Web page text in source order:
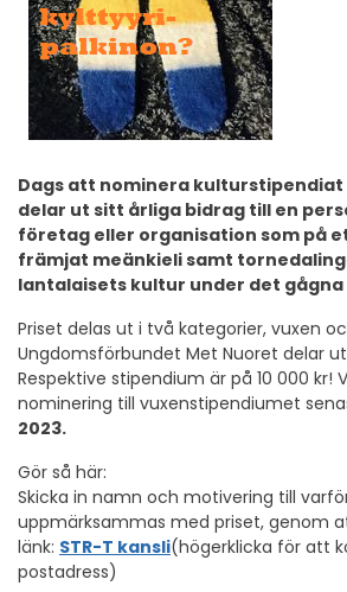
Dags att nominera kulturstipendiat
delar ut sitt årliga bidrag till en
företag eller organisation som på
främjat meänkieli samt
lantalaisets kultur under det
Priset delas ut i två kategorier, vuxen
Ungdomsförbundet Met Nuoret delar
Respektive stipendium är på 10 000 kr!
nominering till vuxenstipendiumet
2023.
Gör så här:
Skicka in namn och motivering till
uppmärksammas med priset, genom
länk: STR-T kansli(högerklicka för att
postadress)